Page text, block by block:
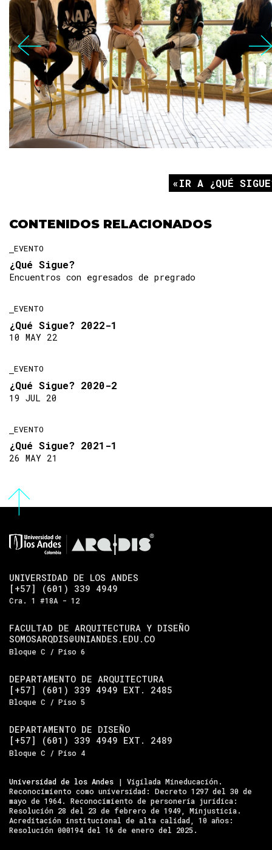
IR A ¿QUÉ
CONTENIDOS RELACIONADOS
EVENTO
¿Qué Sigue?
Encuentros con egresados de pregrado
EVENTO
¿Qué Sigue? 2022-1
10 MAY 22
EVENTO
¿Qué Sigue? 2020-2
19 JUL 20
EVENTO
¿Qué Sigue? 2021-1
26 MAY 21
UNIVERSIDAD DE LOS ANDES
[+57] (601) 339 4949
Cra. 1 #18A - 12
FACULTAD DE ARQUITECTURA Y DISEÑO
SOMOSARQDIS@UNIANDES.EDU.CO
Bloque C / Piso 6
DEPARTAMENTO DE ARQUITECTURA
[+57] (601) 339 4949 EXT. 2485
Bloque C / Piso 5
DEPARTAMENTO DE DISEÑO
[+57] (601) 339 4949 EXT. 2489
Bloque C / Piso 4
Universidad de los Andes | Vigilada Mineducación.
Reconocimiento como universidad: Decreto 1297 del 30 de
mayo de 1964. Reconocimiento de personería jurídica:
Resolución 28 del 23 de febrero de 1949, Minjusticia.
Acreditación institucional de alta calidad, 10 años:
Resolución 000194 del 16 de enero del 2025.